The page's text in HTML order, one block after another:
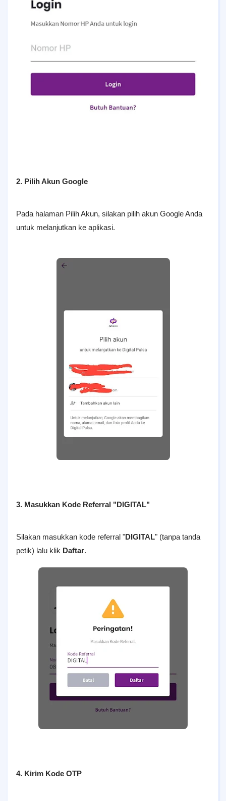
2. Pilih Akun Google
Pada halaman Pilih Akun, silakan pilih akun Google Anda
untuk melanjutkan ke aplikasi.
3. Masukkan Kode Referral "DIGITAL"
Silakan masukkan kode referral "DIGITAL" (tanpa tanda
petik) lalu klik Daftar.
4. Kirim Kode OTP